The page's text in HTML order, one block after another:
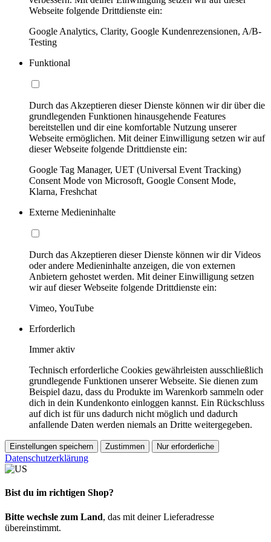
Webseite folgende Drittdienste ein:
Google Analytics, Clarity, Google Kundenrezensionen, A/B-
Testing
Funktional
Durch das Akzeptieren dieser Dienste können wir dir über die
grundlegenden Funktionen hinausgehende Features
bereitstellen und dir eine komfortable Nutzung unserer
Webseite ermöglichen. Mit deiner Einwilligung setzen wir auf
dieser Webseite folgende Drittdienste ein:
Google Tag Manager, UET (Universal Event Tracking)
Consent Mode von Microsoft, Google Consent Mode,
Klarna, Freshchat
Externe Medieninhalte
Durch das Akzeptieren dieser Dienste können wir dir Videos
oder andere Medieninhalte anzeigen, die von externen
Anbietern gehostet werden. Mit deiner Einwilligung setzen
wir auf dieser Webseite folgende Drittdienste ein:
Vimeo, YouTube
Erforderlich
Immer aktiv
Technisch erforderliche Cookies gewährleisten ausschließlich
grundlegende Funktionen unserer Webseite. Sie dienen zum
Beispiel dazu, dass du Produkte im Warenkorb sammeln oder
dich in dein Kundenkonto einloggen kannst. Ein Rückschluss
auf dich ist für uns dadurch nicht möglich und dadurch
anfallende Daten werden niemals an Dritte weitergegeben.
Einstellungen speichern Zustimmen Nur erforderliche
Datenschutzerklärung
Bist du im richtigen Shop?
Bitte wechsle zum Land, das mit deiner Lieferadresse
übereinstimmt.